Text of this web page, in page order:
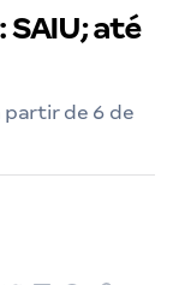
SAIU; até
partir de 6 de